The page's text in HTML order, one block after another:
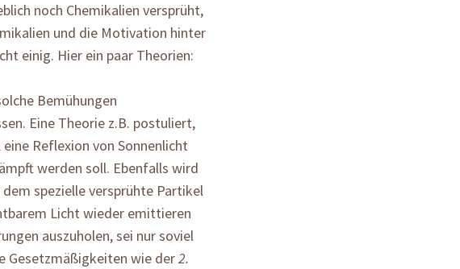
noch Chemikalien versprüht,
und die Motivation hinter
einig. Hier ein paar Theorien:
Bemühungen
Eine Theorie z.B. postuliert,
Reflexion von Sonnenlicht
werden soll. Ebenfalls wird
spezielle versprühte Partikel
Licht wieder emittieren
auszuholen, sei nur soviel
Gesetzmäßigkeiten wie der2.